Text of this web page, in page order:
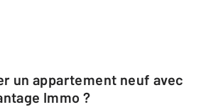
un appartement neuf avec
Immo ?